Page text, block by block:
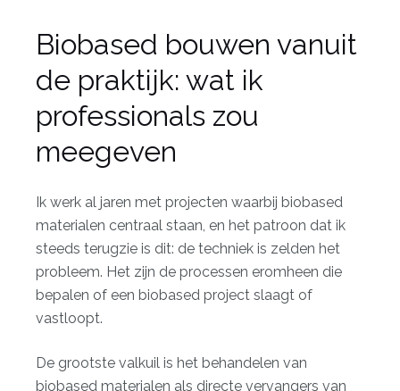
Biobased bouwen vanuit
de praktijk: wat ik
professionals zou
meegeven
Ik werk al jaren met projecten waarbij biobased
materialen centraal staan, en het patroon dat ik
steeds terugzie is dit: de techniek is zelden het
probleem. Het zijn de processen eromheen die
bepalen of een biobased project slaagt of
vastloopt.
De grootste valkuil is het behandelen van
biobased materialen als directe vervangers van